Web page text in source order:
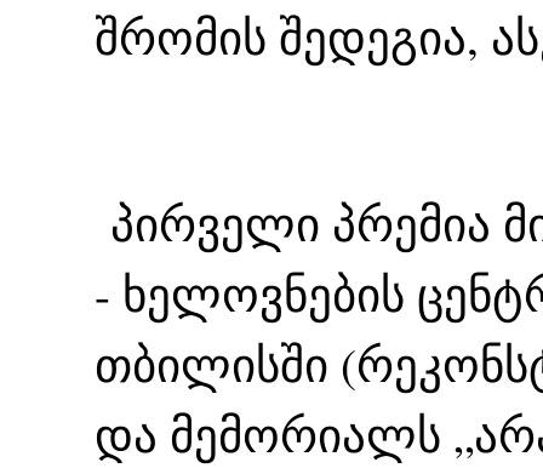
შრომის შედეგია,
პირველი პრემია
- ხელოვნების
თბილისში
და მემორიალს